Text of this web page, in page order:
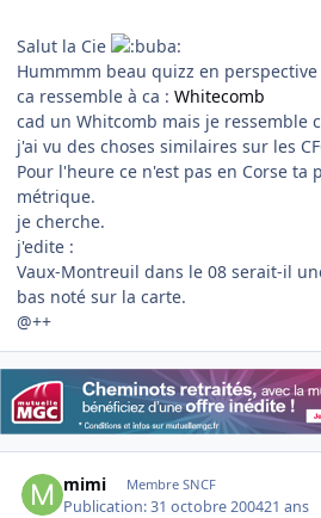
Salut la Cie
Hummmm beau quizz en perspective
ca ressemble à ca : Whitecomb
cad un Whitcomb mais je ressemble
j'ai vu des choses similaires sur les
Pour l'heure ce n'est pas en Corse ta
métrique.
je cherche.
j'edite :
Vaux-Montreuil dans le 08 serait-il
bas noté sur la carte.
@++
mimi Membre SNCF
Publication:31 octobre 200421 ans